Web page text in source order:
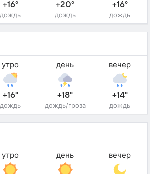
+16°
дождь
+20°
дождь
+16°
дождь
утро
+16°
дождь
день
+18°
дождь/гроза
вечер
+14°
дождь
утро день вечер